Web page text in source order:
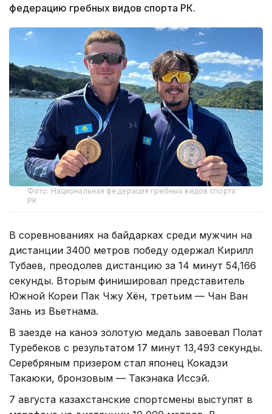
федерацию гребных видов спорта РК.
Фото: Национальная федерация гребных видов спорта
РК
В соревнованиях на байдарках среди мужчин на
дистанции 3400 метров победу одержал Кирилл
Тубаев, преодолев дистанцию за 14 минут 54,166
секунды. Вторым финишировал представитель
Южной Кореи Пак Чжу Хён, третьим — Чан Ван
Зань из Вьетнама.
В заезде на каноэ золотую медаль завоевал Полат
Туребеков с результатом 17 минут 13,493 секунды.
Серебряным призером стал японец Кокадзи
Такаюки, бронзовым — Такэнака Иссэй.
7 августа казахстанские спортсмены выступят в